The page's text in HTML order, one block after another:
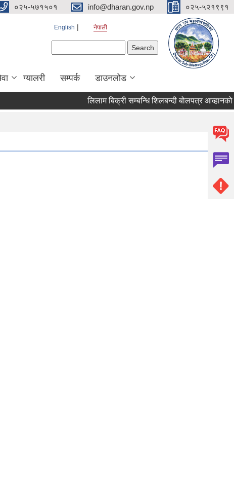
०२५-५७१५०१ info@dharan.gov.np ०२५-५२१९९१
English नेपाली
ग्यालरी सम्पर्क डाउनलोड
लिलाम बिक्री सम्बन्धि शिलबन्दी